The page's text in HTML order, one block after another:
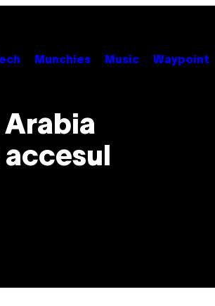
Munchies Music Waypoint
Arabia